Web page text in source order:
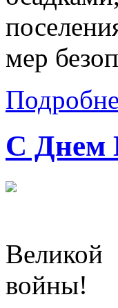
мер
С Днем
Великой
войны!